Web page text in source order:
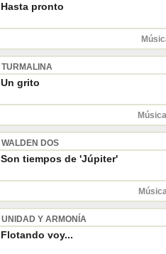
Hasta pronto
TURMALINA
Un grito
WALDEN DOS
Son tiempos de 'Júpiter'
UNIDAD Y ARMONÍA
Flotando voy...